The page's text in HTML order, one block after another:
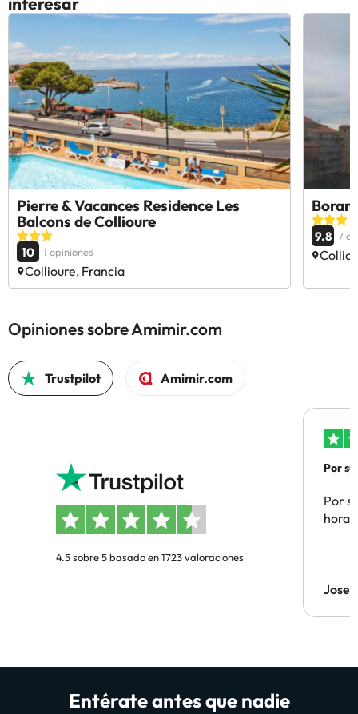
Pierre & Vacances Residence Les
Balcons de Collioure
10 1 opiniones
Collioure, Francia
9.8 7
Opiniones sobre Amimir.com
Trustpilot Amimir.com
4.5 sobre 5 basado en 1723 valoraciones
Por
Por
hora
Jose
Entérate antes que nadie